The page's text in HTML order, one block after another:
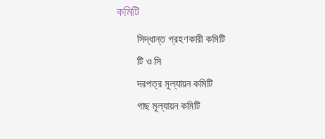
কমিটি
সিদ্ধান্ত গ্রহণকারী কমিটি
টি ও সি
দরপত্র মূল্যায়ন কমিটি
গাছ মূল্যায়ন কমিটি